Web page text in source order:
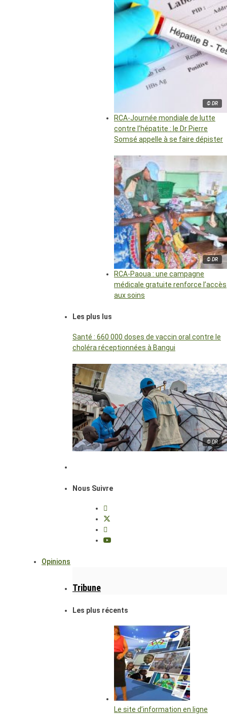
© DR
RCA-Journée mondiale de lutte
contre l’hépatite : le Dr Pierre
Somsé appelle à se faire dépister
© DR
RCA-Paoua : une campagne
médicale gratuite renforce l’accès
aux soins
Les plus lus
Santé : 660 000 doses de vaccin oral contre le
choléra réceptionnées à Bangui
© DR
Nous Suivre
Opinions
Tribune
Les plus récents
Le site d’information en ligne